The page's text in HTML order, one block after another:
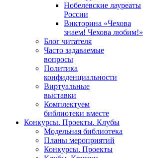
Нобелевские лауреаты
России
Викторина «Чехова
знаем! Чехова любим!»
Блог читателя
Часто задаваемые
вопросы
Политика
конфиденциальности
Виртуальные
выставки
Комплектуем
библиотеки вместе
Конкурсы. Проекты. Клубы
Модельная библиотека
Планы мероприятий
Конкурсы. Проекты